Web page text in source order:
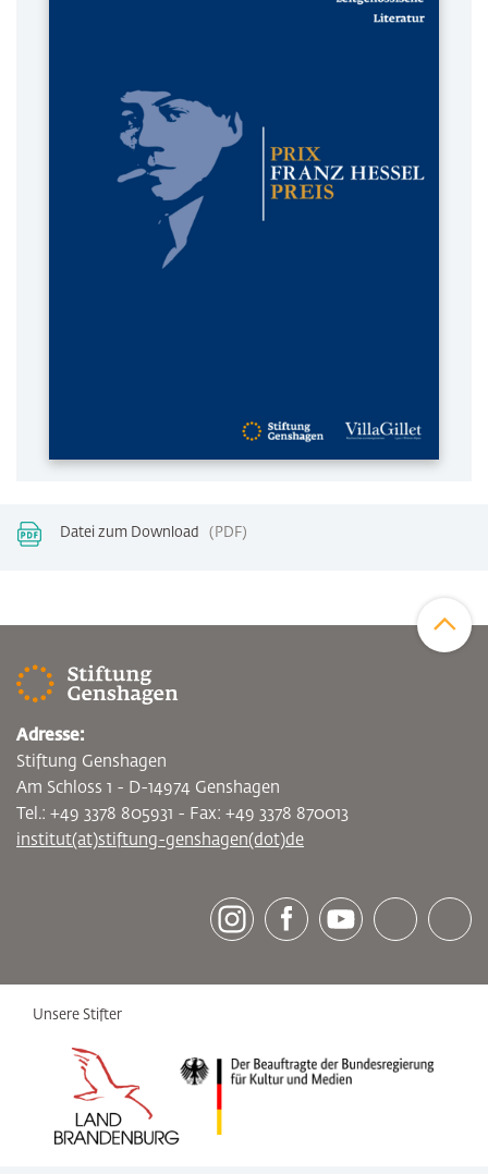
Datei zum Download PDF
[socialLinksTitle]
Adresse:
Stiftung Genshagen
Am Schloss 1 - D-14974 Genshagen
Tel.: +49 3378 805931 - Fax: +49 3378 870013
institut(at)stiftung-genshagen(dot)de
Unsere Stifter